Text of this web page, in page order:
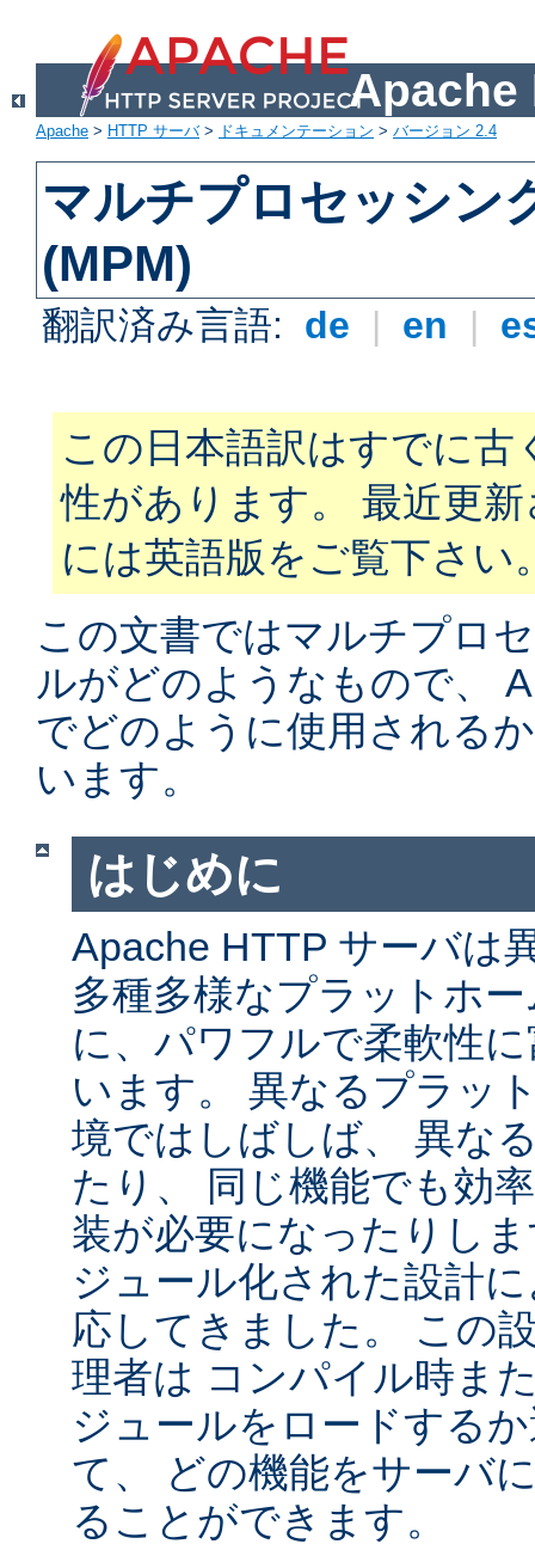
Apache
Apache > HTTP サーバ> ドキュメンテーション > バージョン 2.4
マルチプロセッシン
(MPM)
翻訳済み言語: de | en |
この日本語訳はすでに古
性があります。 最近更
には英語版をご覧下さい
この文書ではマルチプロ
ルがどのようなもので、
でどのように使用される
います。
はじめに
Apache HTTP サーバは
多種多様なプラットホ
に、パワフルで柔軟性
います。 異なるプラッ
境ではしばしば、 異な
たり、 同じ機能でも効
装が必要になったりし
ジュール化された設計
応してきました。 この
理者は コンパイル時ま
ジュールをロードする
て、 どの機能をサーバ
ることができます。